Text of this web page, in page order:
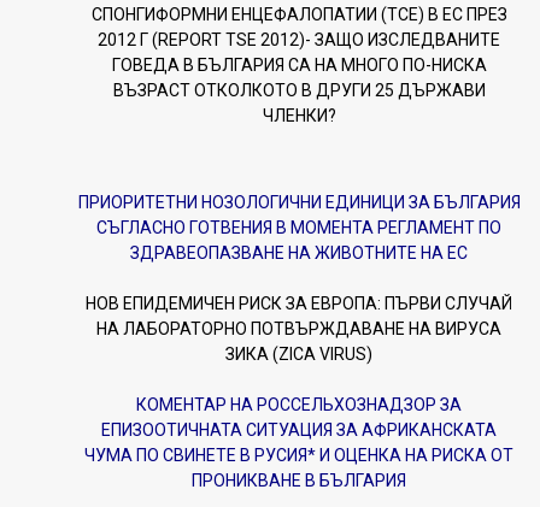
СПОНГИФОРМНИ ЕНЦЕФАЛОПАТИИ (ТСЕ) В ЕС ПРЕЗ
2012 Г (REPORT TSE 2012)- ЗАЩО ИЗСЛЕДВАНИТЕ
ГОВЕДА В БЪЛГАРИЯ СА НА МНОГО ПО-НИСКА
ВЪЗРАСТ ОТКОЛКОТО В ДРУГИ 25 ДЪРЖАВИ
ЧЛЕНКИ?
ПРИОРИТЕТНИ НОЗОЛОГИЧНИ ЕДИНИЦИ ЗА БЪЛГАРИЯ
СЪГЛАСНО ГОТВЕНИЯ В МОМЕНТА РЕГЛАМЕНТ ПО
ЗДРАВЕОПАЗВАНЕ НА ЖИВОТНИТЕ НА ЕС
НОВ ЕПИДЕМИЧЕН РИСК ЗА ЕВРОПА: ПЪРВИ СЛУЧАЙ
НА ЛАБОРАТОРНО ПОТВЪРЖДАВАНЕ НА ВИРУСА
ЗИКА (ZICA VIRUS)
КОМЕНТАР НА РОССЕЛЬХОЗНАДЗОР ЗА
ЕПИЗООТИЧНАТА СИТУАЦИЯ ЗА АФРИКАНСКАТА
ЧУМА ПО СВИНЕТЕ В РУСИЯ* И ОЦЕНКА НА РИСКА ОТ
ПРОНИКВАНЕ В БЪЛГАРИЯ